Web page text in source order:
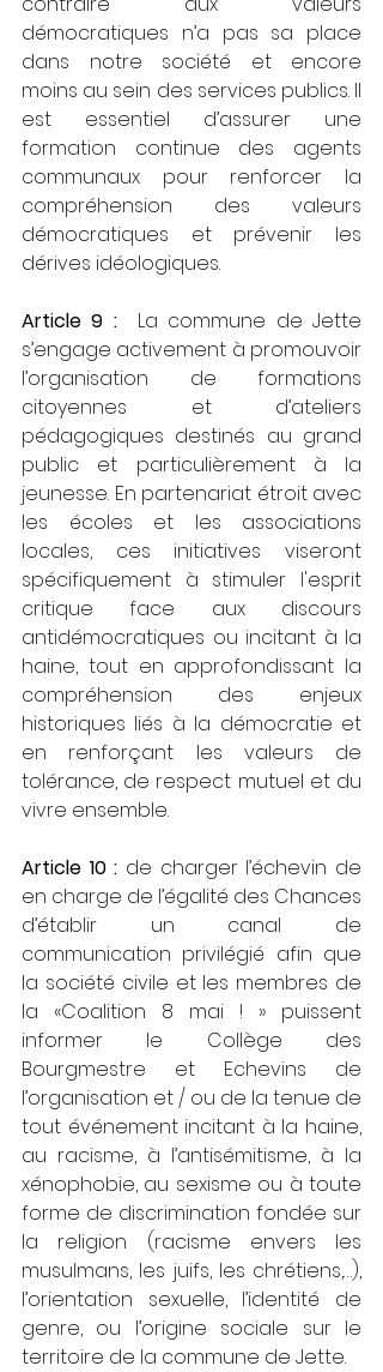
démocratiques n’a pas sa place
dans notre société et encore
moins au sein des services publics. Il
est essentiel d’assurer une
formation continue des agents
communaux pour renforcer la
compréhension des valeurs
démocratiques et prévenir les
dérives idéologiques.
Article 9 : La commune de Jette
s’engage activement à promouvoir
l’organisation de formations
citoyennes et d’ateliers
pédagogiques destinés au grand
public et particulièrement à la
jeunesse. En partenariat étroit avec
les écoles et les associations
locales, ces initiatives viseront
spécifiquement à stimuler l'esprit
critique face aux discours
antidémocratiques ou incitant à la
haine, tout en approfondissant la
compréhension des enjeux
historiques liés à la démocratie et
en renforçant les valeurs de
tolérance, de respect mutuel et du
vivre ensemble.
Article 10 : de charger l’échevin de
en charge de l’égalité des Chances
d’établir un canal de
communication privilégié afin que
la société civile et les membres de
la «Coalition 8 mai ! » puissent
informer le Collège des
Bourgmestre et Echevins de
l’organisation et / ou de la tenue de
tout événement incitant à la haine,
au racisme, à l’antisémitisme, à la
xénophobie, au sexisme ou à toute
forme de discrimination fondée sur
la religion (racisme envers les
musulmans, les juifs, les chrétiens,…),
l’orientation sexuelle, l’identité de
genre, ou l’origine sociale sur le
territoire de la commune de Jette.